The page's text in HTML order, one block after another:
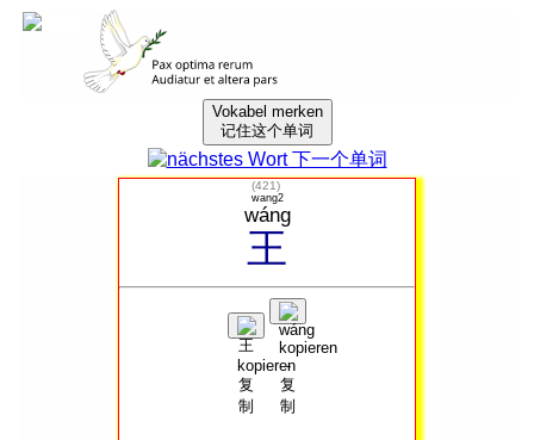
Vokabel merken
记住这个单词
(421)
王
wáng
wang2